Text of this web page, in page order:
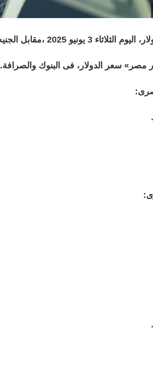
الجنيه المصرى، فى البنوك وشركات الصرافة.
مصر» سعر الدولار، فى البنوك والصرافة.